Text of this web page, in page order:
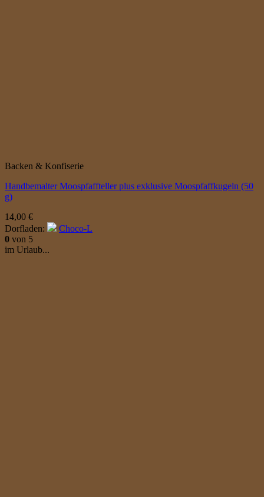
Backen & Konfiserie
Handbemalter Moospfaffteller plus exklusive Moospfaffkugeln (50
g)
14,00 €
Dorfladen:
Choco-L
0 von 5
im Urlaub...